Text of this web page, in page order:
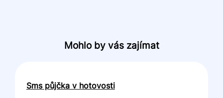
Mohlo by vás zajímat
Sms půjčka v hotovosti